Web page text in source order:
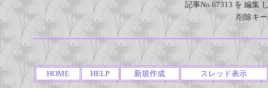
記事No.67313 を 編集
削除キ
HOME HELP 新規作成 スレッド表示